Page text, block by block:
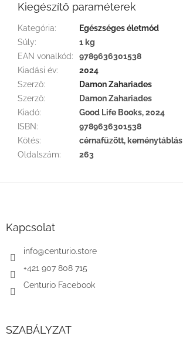
Kiegészítő paraméterek
Kategória:
Egészséges életmód
Súly:
1 kg
EAN vonalkód:
9789636301538
Kiadási év:
2024
Szerző:
Damon Zahariades
Szerző:
Damon Zahariades
Kiadó:
Good Life Books, 2024
ISBN:
9789636301538
Kötés:
cérnafűzött, keménytáblás
Oldalszám: 263
Kapcsolat
info@centurio.store
+421 907 808 715
Centurio Facebook
SZABÁLYZAT